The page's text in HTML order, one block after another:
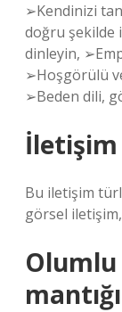
➢Kendinizi
doğru şekilde
dinleyin,
➢Hoşgörülü
➢Beden dili,
Bu iletişim
görsel iletişim,